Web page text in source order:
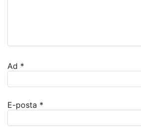
Ad *
E-posta *